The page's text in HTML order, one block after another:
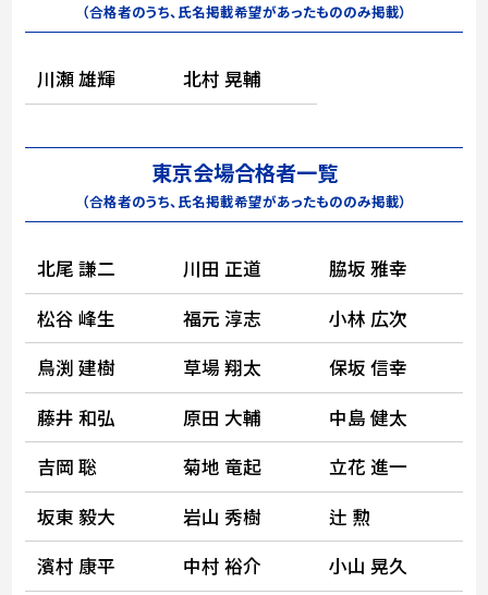
（合格者のうち、氏名掲載希望があったもののみ掲載）
川瀬 雄輝 北村 晃輔
東京会場合格者一覧
（合格者のうち、氏名掲載希望があったもののみ掲載）
北尾 謙二 川田 正道
脇坂 雅幸
松谷 峰生
福元 淳志
小林 広次
鳥渕 建樹
草場 翔太
保坂 信幸
藤井 和弘
原田 大輔
中島 健太
吉岡 聡
菊地 竜起
立花 進一
坂東 毅大
岩山 秀樹
辻 勲
濱村 康平
中村 裕介 小山 晃久